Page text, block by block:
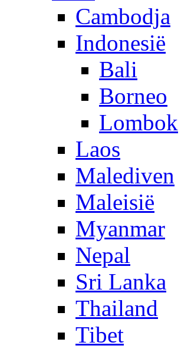
Cambodja
Indonesië
Bali
Borneo
Lombok
Laos
Malediven
Maleisië
Myanmar
Nepal
Sri Lanka
Thailand
Tibet